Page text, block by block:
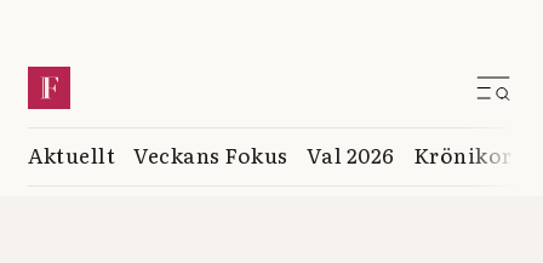
Aktuellt Veckans Fokus Val 2026 Krönikor